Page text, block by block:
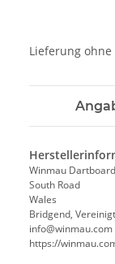
Lieferung
Winmau
South Road
Wales
Bridgend,
info@winmau.com
https://